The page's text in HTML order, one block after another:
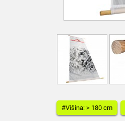
#Višina: > 180 cm